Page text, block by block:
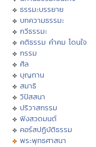
ธรรมะบรรยาย
บทความธรรมะ
กวีธรรมะ
คติธรรม คำคม โดนใจ
กรรม
ศีล
บุญทาน
สมาธิ
วิปัสสนา
ปริวาสกรรม
ฟังสวดมนต์
คอร์สปฏิบัติธรรม
พระพุทธศาสนา